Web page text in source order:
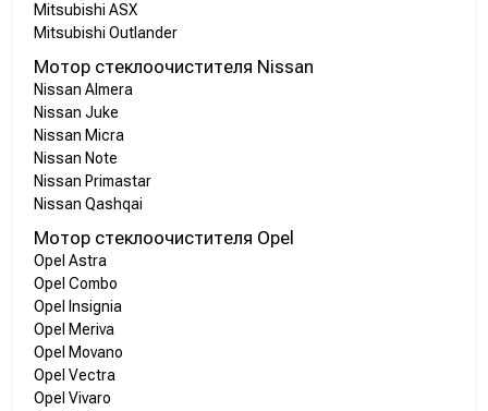
Mitsubishi ASX
Mitsubishi Outlander
Мотор стеклоочистителя Nissan
Nissan Almera
Nissan Juke
Nissan Micra
Nissan Note
Nissan Primastar
Nissan Qashqai
Мотор стеклоочистителя Opel
Opel Astra
Opel Combo
Opel Insignia
Opel Meriva
Opel Movano
Opel Vectra
Opel Vivaro